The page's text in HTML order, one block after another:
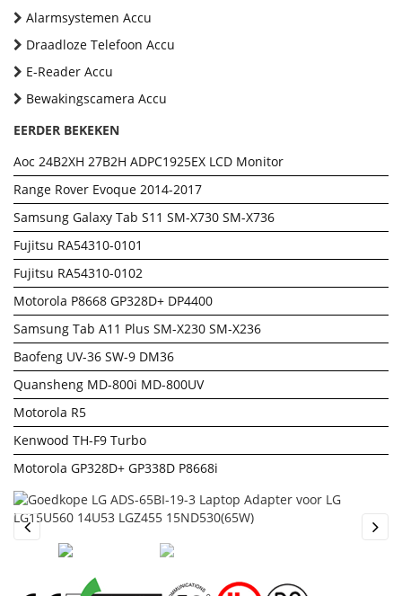
Alarmsystemen Accu
Draadloze Telefoon Accu
E-Reader Accu
Bewakingscamera Accu
EERDER BEKEKEN
Aoc 24B2XH 27B2H ADPC1925EX LCD Monitor
Range Rover Evoque 2014-2017
Samsung Galaxy Tab S11 SM-X730 SM-X736
Fujitsu RA54310-0101
Fujitsu RA54310-0102
Motorola P8668 GP328D+ DP4400
Samsung Tab A11 Plus SM-X230 SM-X236
Baofeng UV-36 SW-9 DM36
Quansheng MD-800i MD-800UV
Motorola R5
Kenwood TH-F9 Turbo
Motorola GP328D+ GP338D P8668i
Previous